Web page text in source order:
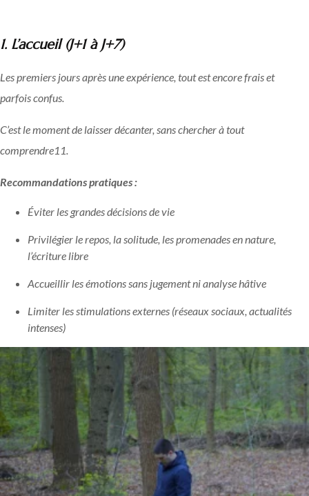
1. L’accueil (J+1 à J+7)
Les premiers jours après une expérience, tout est encore frais et
parfois confus.
C’est le moment de laisser décanter, sans chercher à tout
comprendre11
Recommandations pratiques :
Éviter les grandes décisions de vie
Privilégier le repos, la solitude, les promenades en nature,
l’écriture libre
Accueillir les émotions sans jugement ni analyse hâtive
Limiter les stimulations externes (réseaux sociaux, actualités
intenses)